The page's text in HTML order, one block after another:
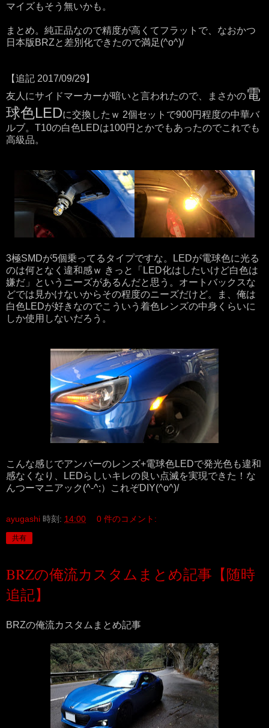
マイズもそう無いかも。
まとめ。純正品なので精度が高くてフラットで、なおかつ
日本版BRZと差別化できたので満足(^o^)/
【追記 2017/09/29】
友人にサイドマーカーが暗いと言われたので、まさかの電
球色LEDに交換したｗ 2個セットで900円程度の中華バ
ルブ。T10の白色LEDは100円とかでもあったのでこれでも
高級品。
3極SMDが5個乗ってるタイプですな。LEDが電球色に光る
のは何となく違和感ｗ きっと「LED化はしたいけど白色は
嫌だ」というニーズがあるんだと思う。オートバックスな
どでは見かけないからその程度のニーズだけど。ま、俺は
白色LEDが好きなのでこういう着色レンズの中身くらいに
しか使用しないだろう。
こんな感じでアンバーのレンズ+電球色LEDで発光色も違和
感なくなり、LEDらしいキレの良い点滅を実現できた！な
んつーマニアック(^-^;）これぞDIY(^o^)/
ayugashi 時刻: 14:00 0 件のコメント:
共有
BRZの俺流カスタムまとめ記事【随時
追記】
BRZの俺流カスタムまとめ記事